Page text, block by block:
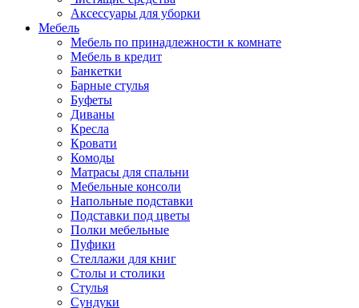
Аксессуары для уборки
Мебель
Мебель по принадлежности к комнате
Мебель в кредит
Банкетки
Барные стулья
Буфеты
Диваны
Кресла
Кровати
Комоды
Матрасы для спальни
Мебельные консоли
Напольные подставки
Подставки под цветы
Полки мебельные
Пуфики
Стеллажи для книг
Столы и столики
Стулья
Сундуки